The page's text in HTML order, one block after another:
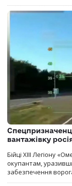
вантажівку
Бійці ХІІІ Легіону
окупантам,
забезпечення